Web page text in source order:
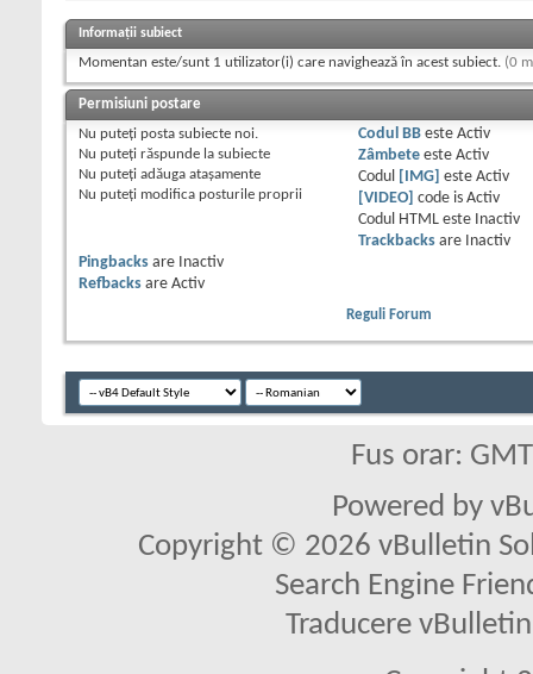
Informații subiect
Momentan este/sunt 1 utilizator(i) care navighează în acest subiect. (0
Permisiuni postare
Nu puteţi posta subiecte noi.
Nu puteţi răspunde la subiecte
Nu puteţi adăuga ataşamente
Nu puteţi modifica posturile proprii
Codul BBeste Activ
Zâmbeteeste Activ
Codul
[IMG] este Activ
[VIDEO] code is Activ
Codul HTML este
Inactiv
Trackbacksare
Inactiv
Pingbacks are
Inactiv
Refbacks are Activ
Reguli Forum
Fus orar:
Powered by
Copyright © 2026 vBulletin
Search Engine
Traducere